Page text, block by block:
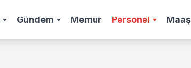
Gündem Memur Personel Maaş